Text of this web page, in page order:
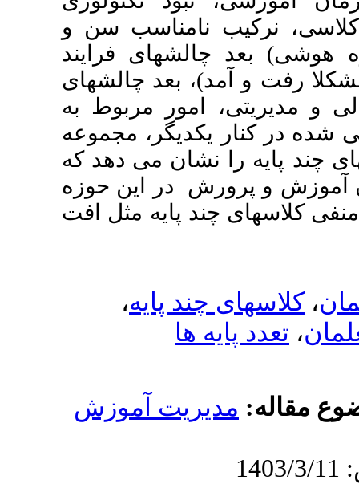
نامناسب سن و
فرایند
بعد چالشهای
امور مربوط به
یکدیگر، مجموعه
نشان می دهد که
در این حوزه
چند پایه مثل افت
چند پایه،
ها
آموزش